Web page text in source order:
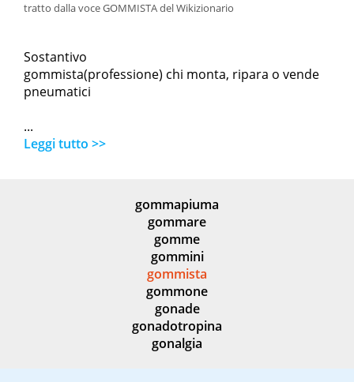
tratto dalla voce GOMMISTA del Wikizionario
Sostantivo
gommista(professione) chi monta, ripara o vende
pneumatici
...
Leggi tutto >>
gommapiuma
gommare
gomme
gommini
gommista
gommone
gonade
gonadotropina
gonalgia